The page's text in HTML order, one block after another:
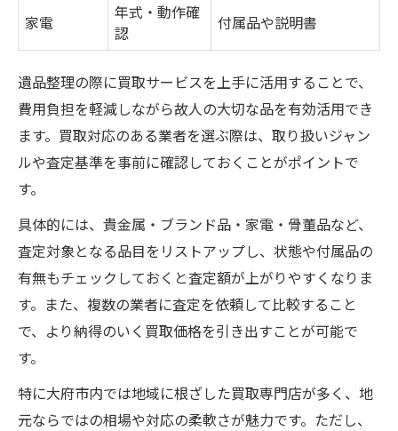
家電
年式・動作確
認
付属品や説明書
遺品整理の際に買取サービスを上手に活用することで、
費用負担を軽減しながら故人の大切な品を有効活用でき
ます。買取対応のある業者を選ぶ際は、取り扱いジャン
ルや査定基準を事前に確認しておくことがポイントで
す。
具体的には、貴金属・ブランド品・家電・骨董品など、
査定対象となる品目をリストアップし、状態や付属品の
有無もチェックしておくと査定額が上がりやすくなりま
す。また、複数の業者に査定を依頼して比較すること
で、より納得のいく買取価格を引き出すことが可能で
す。
特に大府市内では地域に根ざした買取専門店が多く、地
元ならではの相場や対応の柔軟さが魅力です。ただし、